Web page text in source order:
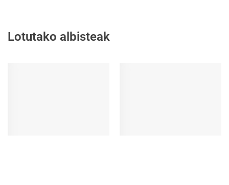
Lotutako albisteak